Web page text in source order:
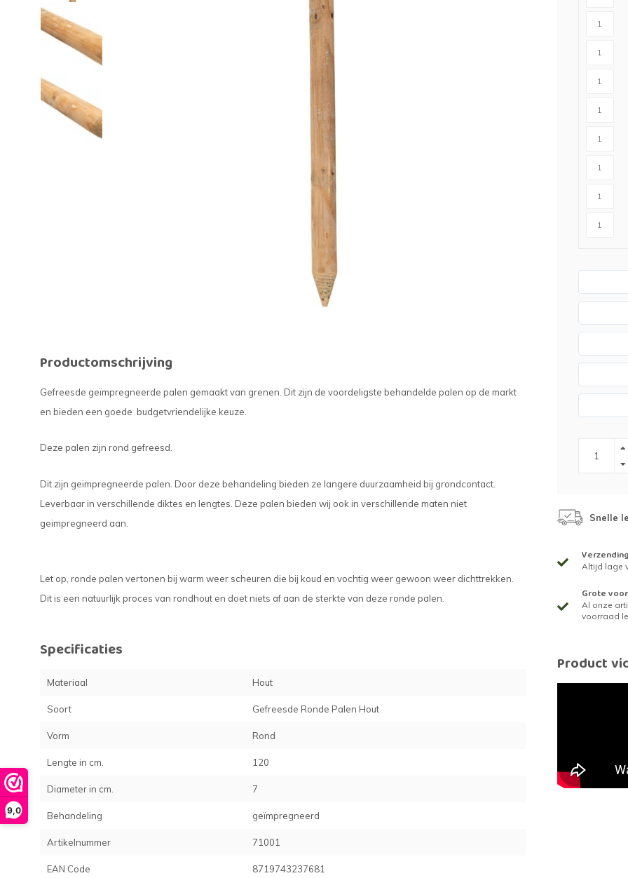
9,0
Zeskanten gaas
Boogjesgaas
Draadgaas
Horrengaas
Afrastering wolven
Beschermnetten (moes)tuin
Afrastering dakgoot
Productomschrijving
Gefreesde geïmpregneerde palen gemaakt van grenen. Dit zijn de voordeligste behandelde palen op de markt
en bieden een goede budgetvriendelijke keuze.
Deze palen zijn rond gefreesd.
Dit zijn geimpregneerde palen. Door deze behandeling bieden ze langere duurzaamheid bij grondcontact.
Leverbaar in verschillende diktes en lengtes. Deze palen bieden wij ook in verschillende maten niet
geimpregneerd aan.
Let op, ronde palen vertonen bij warm weer scheuren die bij koud en vochtig weer gewoon weer dichttrekken.
Dit is een natuurlijk proces van rondhout en doet niets af aan de sterkte van deze ronde palen.
Specificaties
Materiaal Hout
Soort Gefreesde Ronde Palen Hout
Vorm Rond
Lengte in cm. 120
Diameter in cm. 7
Behandeling geïmpregneerd
Artikelnummer 71001
EAN Code 8719743237681
Snelle
Verzending
Altijd lage
Grote
Al onze
voorraad
Product